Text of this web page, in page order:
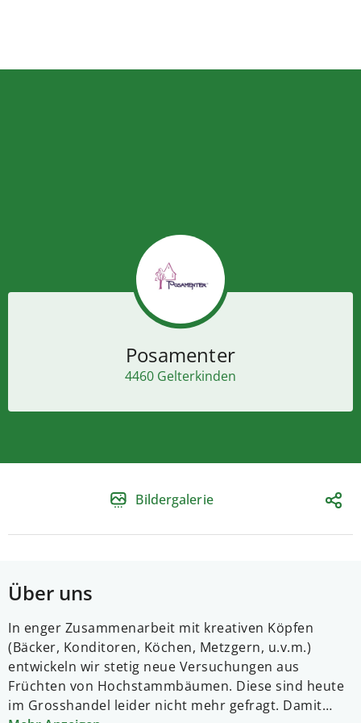
Posamenter
4460 Gelterkinden
Bildergalerie
Über uns
In enger Zusammenarbeit mit kreativen Köpfen
(Bäcker, Konditoren, Köchen, Metzgern, u.v.m.)
entwickeln wir stetig neue Versuchungen aus
Früchten von Hochstammbäumen. Diese sind heute
im Grosshandel leider nicht mehr gefragt. Damit